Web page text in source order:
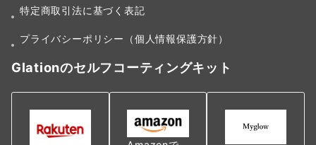
特定商取引法に基づく表記
プライバシーポリシー（個人情報保護方針）
Glationのセルフコーティングキット